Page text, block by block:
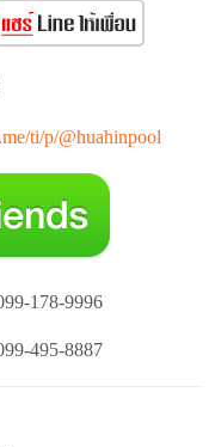
ti/p/@huahinpool
178-9996
495-8887